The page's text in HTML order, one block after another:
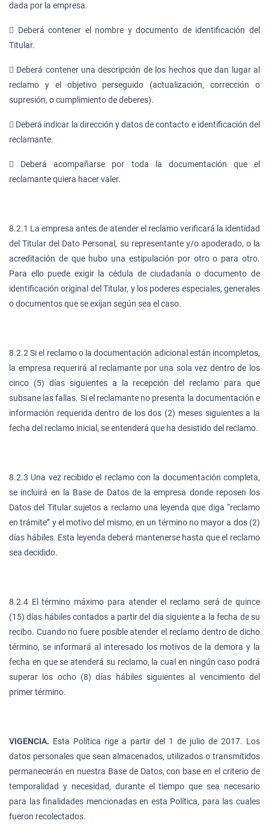
dada por la empresa.
 Deberá contener el nombre y documento de identificación del
Titular.
 Deberá contener una descripción de los hechos que dan lugar al
reclamo y el objetivo perseguido (actualización, corrección o
supresión, o cumplimiento de deberes).
 Deberá indicar la dirección y datos de contacto e identificación del
reclamante.
 Deberá acompañarse por toda la documentación que el
reclamante quiera hacer valer.
8.2.1 La empresa antes de atender el reclamo verificará la identidad
del Titular del Dato Personal, su representante y/o apoderado, o la
acreditación de que hubo una estipulación por otro o para otro.
Para ello puede exigir la cédula de ciudadanía o documento de
identificación original del Titular, y los poderes especiales, generales
o documentos que se exijan según sea el caso.
8.2.2 Si el reclamo o la documentación adicional están incompletos,
la empresa requerirá al reclamante por una sola vez dentro de los
cinco (5) días siguientes a la recepción del reclamo para que
subsane las fallas. Si el reclamante no presenta la documentación e
información requerida dentro de los dos (2) meses siguientes a la
fecha del reclamo inicial, se entenderá que ha desistido del reclamo.
8.2.3 Una vez recibido el reclamo con la documentación completa,
se incluirá en la Base de Datos de la empresa donde reposen los
Datos del Titular sujetos a reclamo una leyenda que diga “reclamo
en trámite” y el motivo del mismo, en un término no mayor a dos (2)
días hábiles. Esta leyenda deberá mantenerse hasta que el reclamo
sea decidido.
8.2.4 El término máximo para atender el reclamo será de quince
(15) días hábiles contados a partir del día siguiente a la fecha de su
recibo. Cuando no fuere posible atender el reclamo dentro de dicho
término, se informará al interesado los motivos de la demora y la
fecha en que se atenderá su reclamo, la cual en ningún caso podrá
superar los ocho (8) días hábiles siguientes al vencimiento del
primer término.
VIGENCIA. Esta Política rige a partir del 1 de julio de 2017. Los
datos personales que sean almacenados, utilizados o transmitidos
permanecerán en nuestra Base de Datos, con base en el criterio de
temporalidad y necesidad, durante el tiempo que sea necesario
para las finalidades mencionadas en esta Política, para las cuales
fueron recolectados.